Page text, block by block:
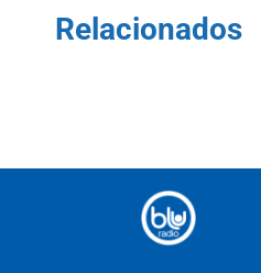
Relacionados